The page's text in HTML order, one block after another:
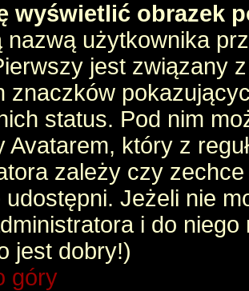
wyświetlić obrazek
nazwą użytkownika
jest związany
znaczków
status. Pod nim
Avatarem, który z
zależy czy
udostępni. Jeżeli nie
i do
jest dobry!)
góry